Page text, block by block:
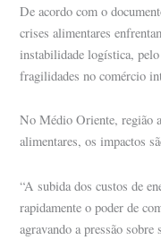
De acordo com o
crises alimentares
instabilidade logística, pelo
fragilidades no comércio
No Médio Oriente, região
alimentares, os impactos
“A subida dos custos de
rapidamente o poder de
agravando a pressão